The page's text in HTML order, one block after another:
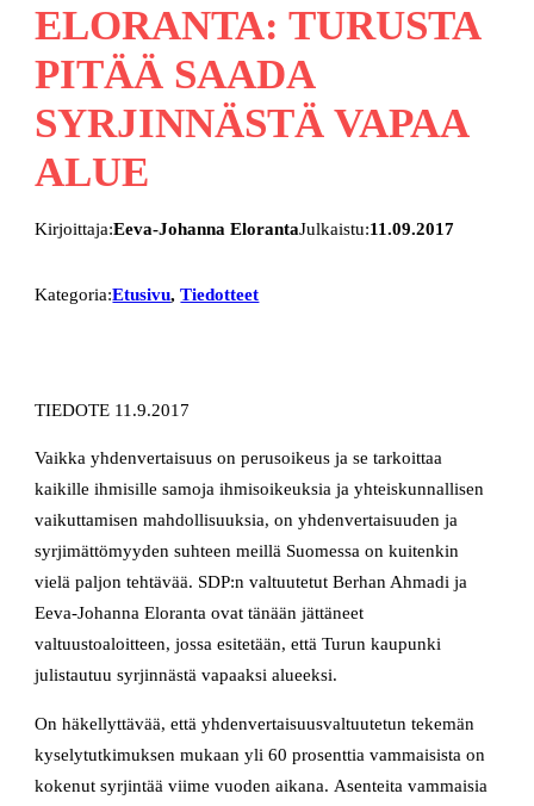
ELORANTA: TURUSTA
PITÄÄ SAADA
SYRJINNÄSTÄ VAPAA
ALUE
Kirjoittaja:Eeva-Johanna ElorantaJulkaistu:11.09.2017
Kategoria:Etusivu, Tiedotteet
TIEDOTE 11.9.2017
Vaikka yhdenvertaisuus on perusoikeus ja se tarkoittaa
kaikille ihmisille samoja ihmisoikeuksia ja yhteiskunnallisen
vaikuttamisen mahdollisuuksia, on yhdenvertaisuuden ja
syrjimättömyyden suhteen meillä Suomessa on kuitenkin
vielä paljon tehtävää. SDP:n valtuutetut Berhan Ahmadi ja
Eeva-Johanna Eloranta ovat tänään jättäneet
valtuustoaloitteen, jossa esitetään, että Turun kaupunki
julistautuu syrjinnästä vapaaksi alueeksi.
On häkellyttävää, että yhdenvertaisuusvaltuutetun tekemän
kyselytutkimuksen mukaan yli 60 prosenttia vammaisista on
kokenut syrjintää viime vuoden aikana. Asenteita vammaisia